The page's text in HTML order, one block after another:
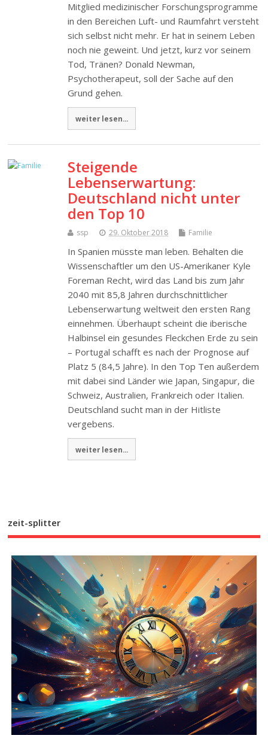
Mitglied medizinischer Forschungsprogramme
in den Bereichen Luft- und Raumfahrt versteht
sich selbst nicht mehr. Er hat in seinem Leben
noch nie geweint. Und jetzt, kurz vor seinem
Tod, Tränen? Donald Newman,
Psychotherapeut, soll der Sache auf den
Grund gehen.
weiter lesen...
Steigende
Lebenserwartung:
Deutschland nicht unter
den Top 10
ssp 29. Oktober 2018 Familie
In Spanien müsste man leben. Behalten die
Wissenschaftler um den US-Amerikaner Kyle
Foreman Recht, wird das Land bis zum Jahr
2040 mit 85,8 Jahren durchschnittlicher
Lebenserwartung weltweit den ersten Rang
einnehmen. Überhaupt scheint die iberische
Halbinsel ein gesundes Fleckchen Erde zu sein
– Portugal schafft es nach der Prognose auf
Platz 5 (84,5 Jahre). In den Top Ten außerdem
mit dabei sind Länder wie Japan, Singapur, die
Schweiz, Australien, Frankreich oder Italien.
Deutschland sucht man in der Hitliste
vergebens.
weiter lesen...
zeit-splitter